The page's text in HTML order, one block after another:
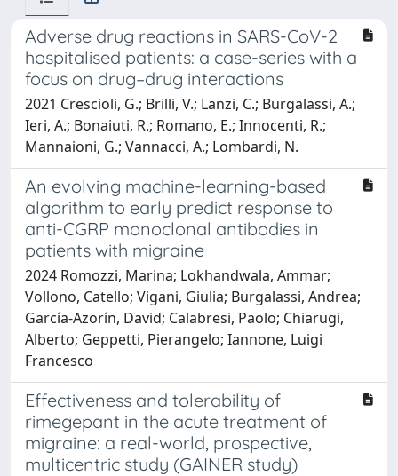
Adverse drug reactions in SARS-CoV-2
hospitalised patients: a case-series with a
focus on drug–drug interactions
2021 Crescioli, G.; Brilli, V.; Lanzi, C.; Burgalassi, A.;
Ieri, A.; Bonaiuti, R.; Romano, E.; Innocenti, R.;
Mannaioni, G.; Vannacci, A.; Lombardi, N.
An evolving machine-learning-based
algorithm to early predict response to
anti-CGRP monoclonal antibodies in
patients with migraine
2024 Romozzi, Marina; Lokhandwala, Ammar;
Vollono, Catello; Vigani, Giulia; Burgalassi, Andrea;
García-Azorín, David; Calabresi, Paolo; Chiarugi,
Alberto; Geppetti, Pierangelo; Iannone, Luigi
Francesco
Effectiveness and tolerability of
rimegepant in the acute treatment of
migraine: a real-world, prospective,
multicentric study (GAINER study)